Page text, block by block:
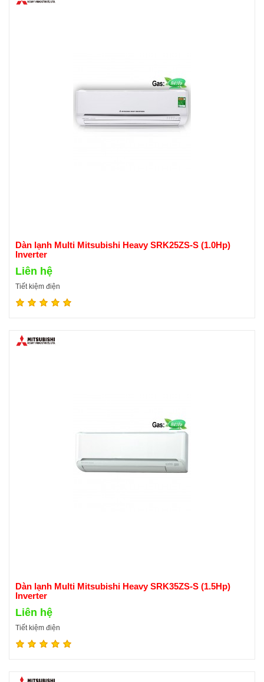
Dàn lạnh Multi Mitsubishi Heavy SRK25ZS-S (1.0Hp)
Inverter
Liên hệ
Tiết kiệm điện
Dàn lạnh Multi Mitsubishi Heavy SRK35ZS-S (1.5Hp)
Inverter
Liên hệ
Tiết kiệm điện